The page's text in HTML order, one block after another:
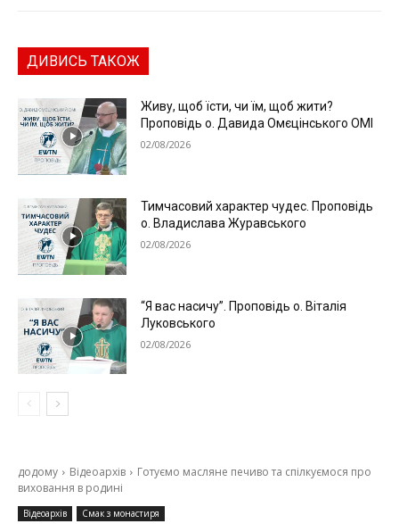
ДИВИСЬ ТАКОЖ
Живу, щоб їсти, чи їм, щоб жити?
Проповідь о. Давида Омєцінського ОМІ
02/08/2026
Тимчасовий характер чудес. Проповідь
о. Владислава Журавського
02/08/2026
“Я вас насичу”. Проповідь о. Віталія
Луковського
02/08/2026